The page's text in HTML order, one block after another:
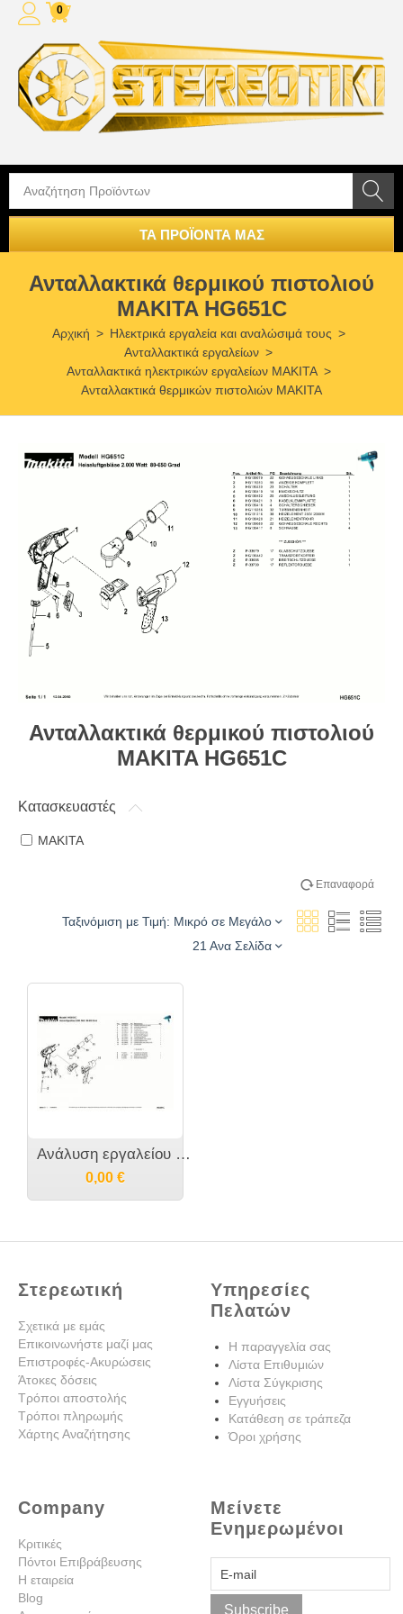
0
ΤΑ ΠΡΟΪΟΝΤΑ ΜΑΣ
Ανταλλακτικά θερμικού πιστολιού
MAKITA HG651C
Αρχική > Ηλεκτρικά εργαλεία και αναλώσιμά τους >
Ανταλλακτικά εργαλείων >
Ανταλλακτικά ηλεκτρικών εργαλείων MAKITA >
Ανταλλακτικά θερμικών πιστολιών MAKITA
Ανταλλακτικά θερμικού πιστολιού
MAKITA HG651C
Κατασκευαστές
MAKITA
Επαναφορά
Ταξινόμιση με Τιμή: Μικρό σε Μεγάλο
21 Ανα Σελίδα
Ανάλυση εργαλείου MAKITA HG651C
0,00 €
Στερεωτική
Σχετικά με εμάς
Επικοινωνήστε μαζί μας
Επιστροφές-Ακυρώσεις
Άτοκες δόσεις
Τρόποι αποστολής
Τρόποι πληρωμής
Χάρτης Αναζήτησης
Υπηρεσίες
Πελατών
Η παραγγελία σας
Λίστα Επιθυμιών
Λίστα Σύγκρισης
Εγγυήσεις
Κατάθεση σε τράπεζα
Όροι χρήσης
Company
Κριτικές
Πόντοι Επιβράβευσης
Η εταιρεία
Blog
Μείνετε
Ενημερωμένοι
Subscribe